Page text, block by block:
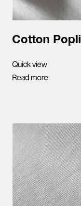
Cotton
Quick view
Read more